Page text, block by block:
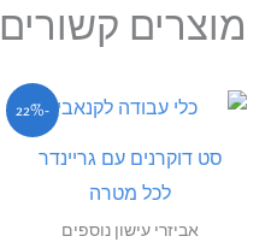
מוצרים קשורים
-22%
סט דוקרנים עם גריינדר
לכל מטרה
אביזרי עישון נוספים
המחיר
המקורי
₪90.00.
המחיר
הנוכחי
₪70.00.